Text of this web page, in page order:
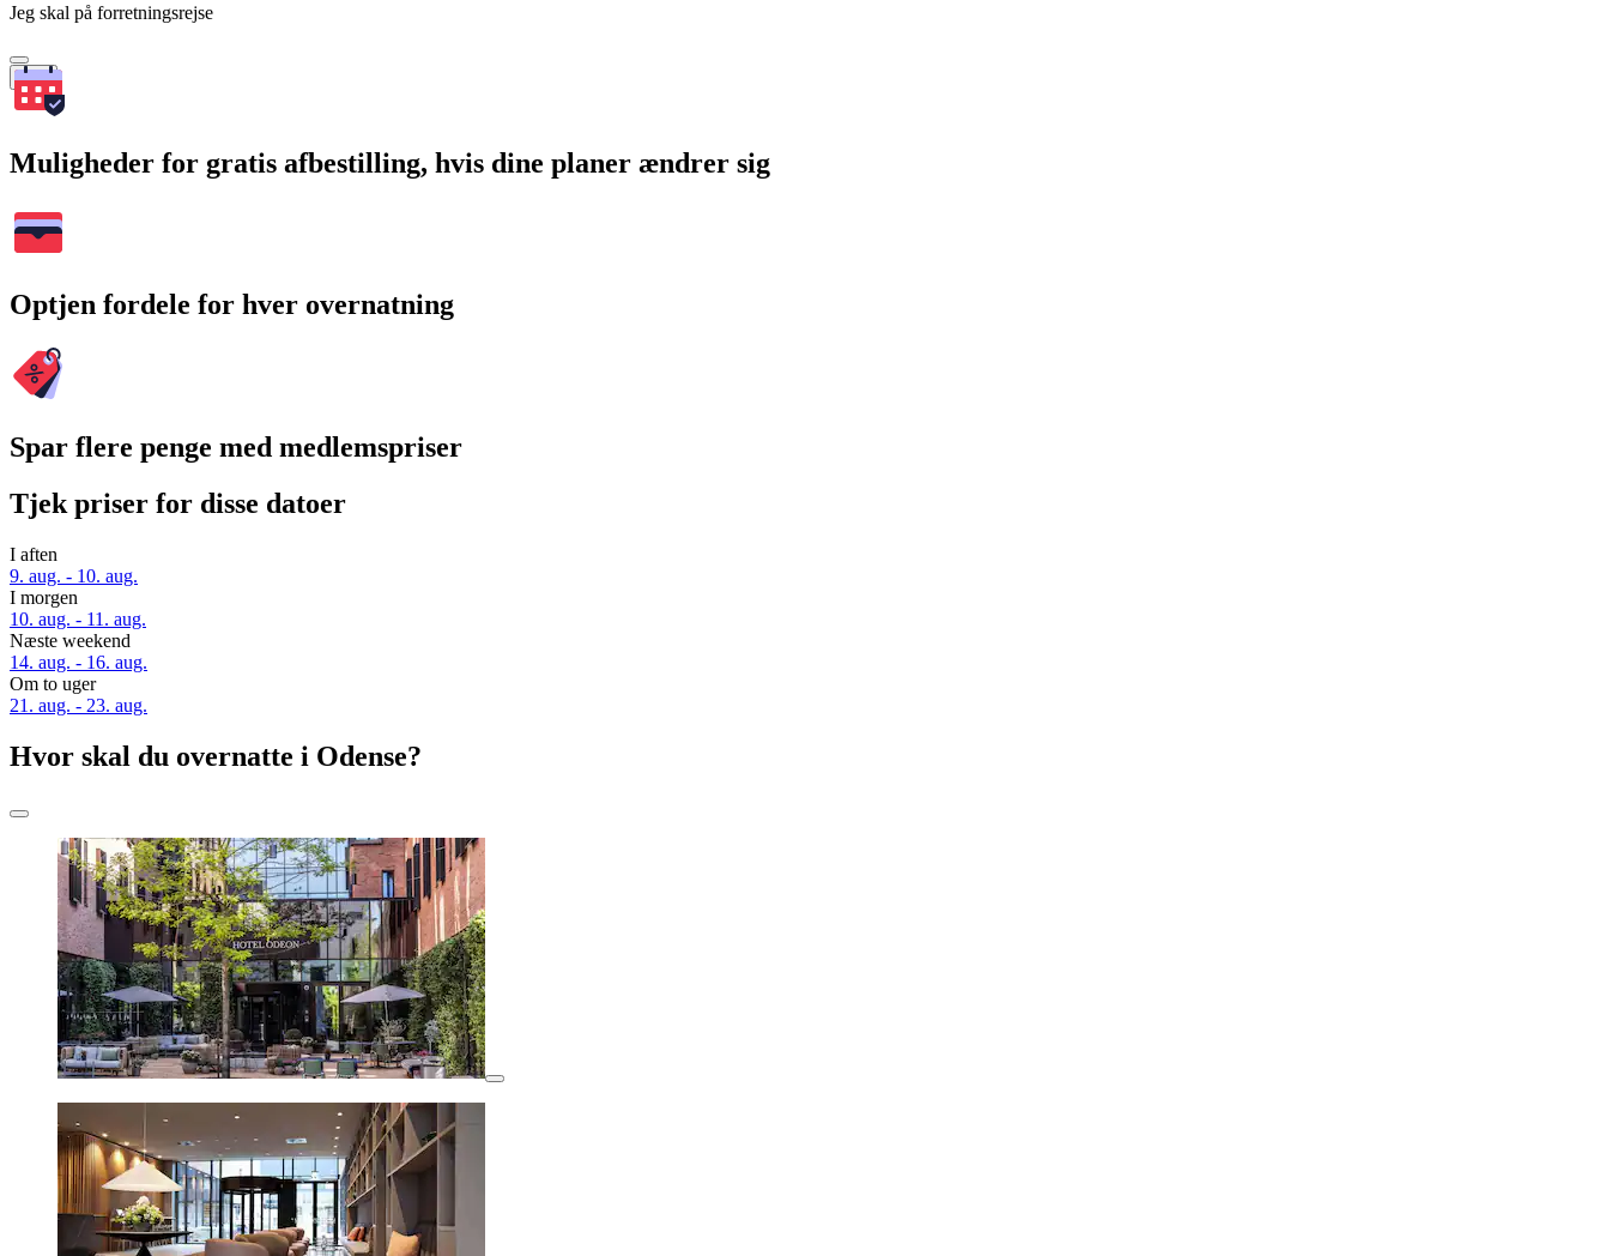
Jeg skal på forretningsrejse
Søg
Muligheder for gratis afbestilling, hvis dine planer ændrer sig
Optjen fordele for hver overnatning
Spar flere penge med medlemspriser
Tjek priser for disse datoer
I aften
9. aug. - 10. aug.
I morgen
10. aug. - 11. aug.
Næste weekend
14. aug. - 16. aug.
Om to uger
21. aug. - 23. aug.
Hvor skal du overnatte i Odense?